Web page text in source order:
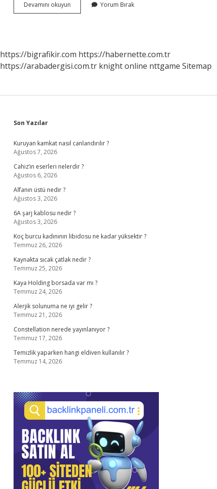
Devamını okuyun
Çeşit
Yorum Bırak
https://bigrafikir.com https://habernette.com.tr
https://arabadergisi.com.tr knight online nttgame Sitemap
Sidebar
Son Yazılar
Kuruyan kamkat nasıl canlandırılır ?
Ağustos 7, 2026
Cahiz’in eserleri nelerdir ?
Ağustos 6, 2026
Alfanın üstü nedir ?
Ağustos 3, 2026
6A şarj kablosu nedir ?
Ağustos 3, 2026
Koç burcu kadınının libidosu ne kadar yüksektir ?
Temmuz 26, 2026
Kaynakta sıcak çatlak nedir ?
Temmuz 25, 2026
Kaya Holding borsada var mı ?
Temmuz 24, 2026
Alerjik solunuma ne iyi gelir ?
Temmuz 21, 2026
Constellation nerede yayınlanıyor ?
Temmuz 17, 2026
Temizlik yaparken hangi eldiven kullanılır ?
Temmuz 14, 2026